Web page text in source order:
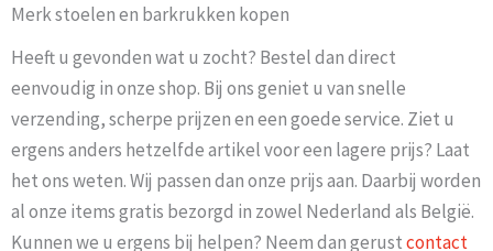
Merk stoelen en barkrukken kopen
Heeft u gevonden wat u zocht? Bestel dan direct
eenvoudig in onze shop. Bij ons geniet u van snelle
verzending, scherpe prijzen en een goede service. Ziet u
ergens anders hetzelfde artikel voor een lagere prijs? Laat
het ons weten. Wij passen dan onze prijs aan. Daarbij worden
al onze items gratis bezorgd in zowel Nederland als België.
Kunnen we u ergens bij helpen? Neem dan gerustcontact